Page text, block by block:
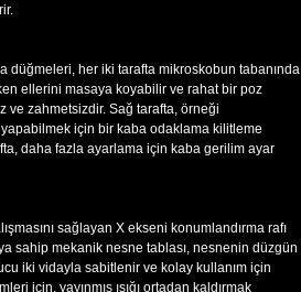
düğmeleri, her iki tarafta mikroskobun tabanında
ellerini masaya koyabilir ve rahat bir poz
ve zahmetsizdir. Sağ tarafta, örneği
için bir kaba odaklama kilitleme
daha fazla ayarlama için kaba gerilim ayar
sağlayan X ekseni konumlandırma rafı
sahip mekanik nesne tablası, nesnenin düzgün
iki vidayla sabitlenir ve kolay kullanım için
için, yayınmış ışığı ortadan kaldırmak